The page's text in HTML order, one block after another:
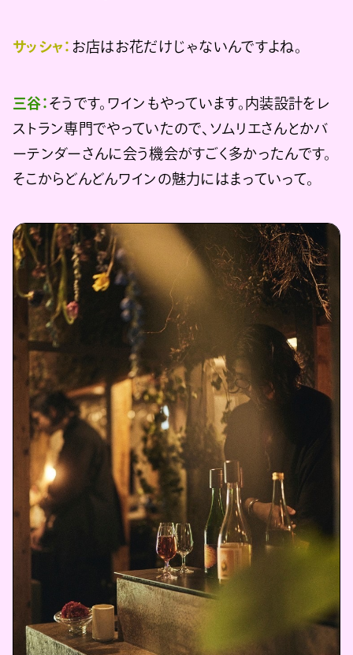
サッシャ： お店はお花だけじゃないんですよね。
三谷： そうです。ワインもやっています。内装設計をレ
ストラン専門でやっていたので、ソムリエさんとかバ
ーテンダーさんに会う機会がすごく多かったんです。
そこからどんどんワインの魅力にはまっていって。